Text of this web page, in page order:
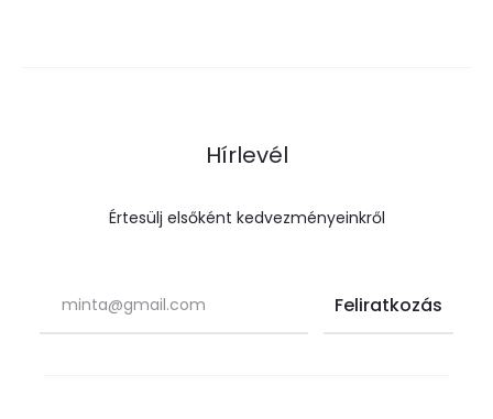
Hírlevél
Értesülj elsőként kedvezményeinkről